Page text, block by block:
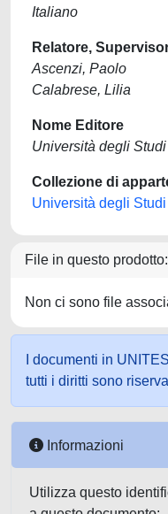
Italiano
Relatore,
Ascenzi, Paolo
Calabrese, Lilia
Nome Editore
Università degli
Collezione di
Università degli
File in questo prodotto:
Non ci sono file
I documenti in
tutti i diritti sono
Informazioni
Utilizza questo